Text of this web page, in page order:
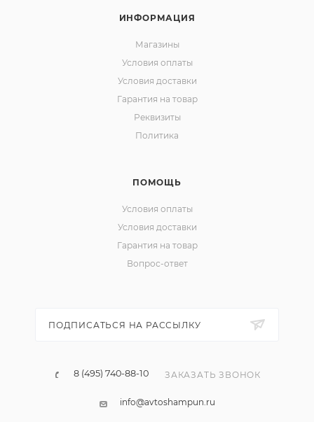
ИНФОРМАЦИЯ
Магазины
Условия оплаты
Условия доставки
Гарантия на товар
Реквизиты
Политика
ПОМОЩЬ
Условия оплаты
Условия доставки
Гарантия на товар
Вопрос-ответ
ПОДПИСАТЬСЯ НА РАССЫЛКУ
8 (495) 740-88-10 ЗАКАЗАТЬ ЗВОНОК
info@avtoshampun.ru